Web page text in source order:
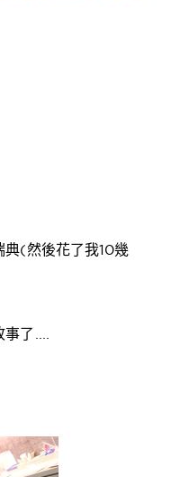
典(然後花了我10幾
了....